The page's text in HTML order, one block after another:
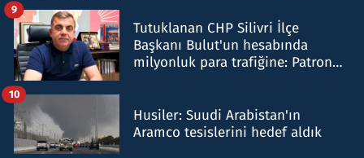
Tutuklanan CHP Silivri İlçe
Başkanı Bulut'un hesabında
milyonluk para trafiğine: Patron
9
Husiler: Suudi Arabistan'ın
Aramco tesislerini hedef aldık
10